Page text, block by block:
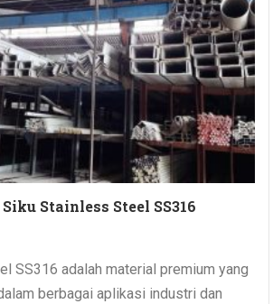
Stainless Steel SS316
SS316 adalah material premium yang
berbagai aplikasi industri dan